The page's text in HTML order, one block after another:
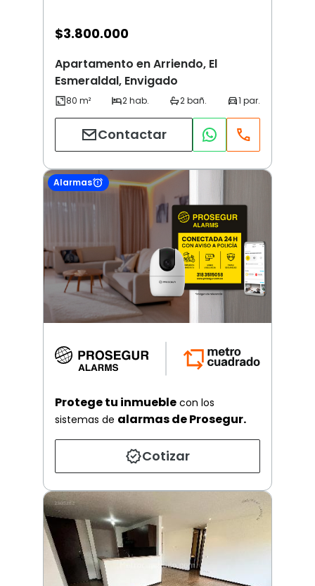
$3.800.000
Apartamento en Arriendo, El
Esmeraldal, Envigado
Contactar
Alarmas
Protege tu inmueble con los
sistemas de alarmas de Prosegur.
Cotizar